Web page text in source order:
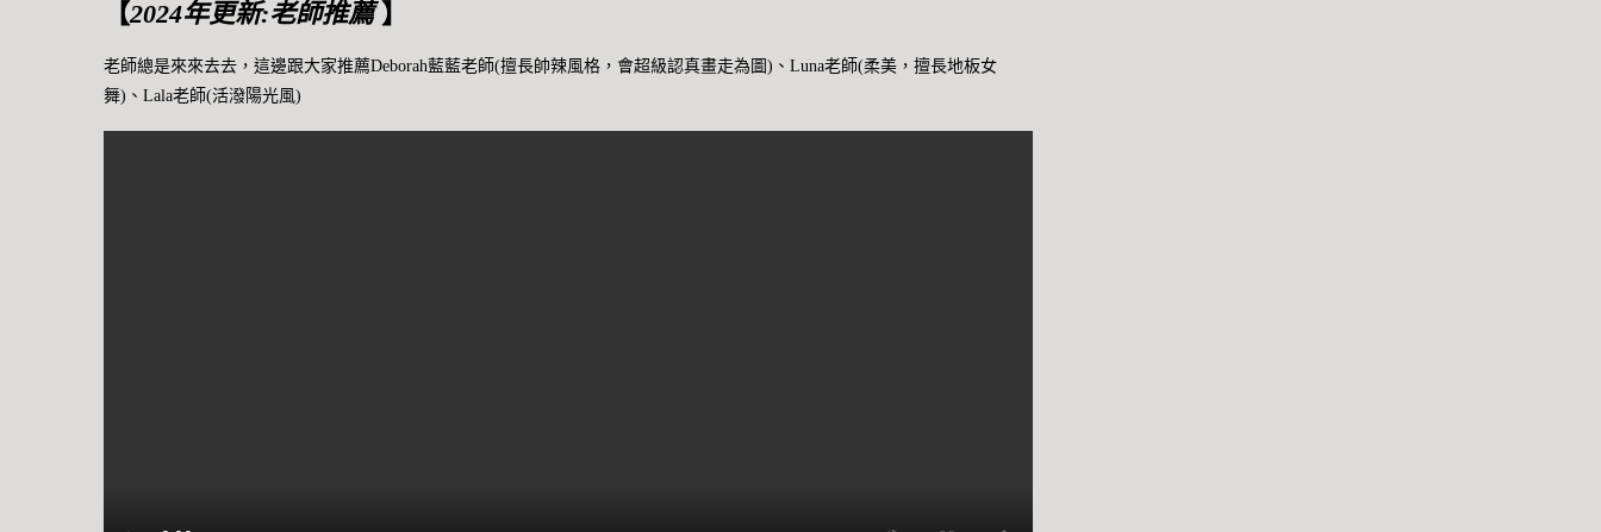
【2024年更新:老師推薦】
老師總是來來去去，這邊跟大家推薦Deborah藍藍老師(擅長帥辣風格，會超級認真畫走為圖)、Luna老師(柔美，擅長地板女
舞)、Lala老師(活潑陽光風)